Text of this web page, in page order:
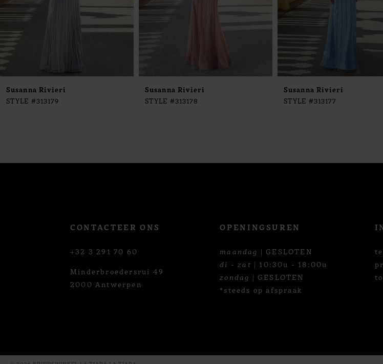
5
7
9
10
13
Susanna Rivieri
STYLE #313179
Susanna Rivieri
STYLE #313178
Susanna Rivieri
STYLE #313177
CONTACTEER ONS
+32 3 291 70 60
Minderbroedersrui 49
2000 Antwerpen
OPENINGSUREN
maandag | GESLOTEN
di - zat | 10:30u - 18:00u
zondag | GESLOTEN
*steeds op afspraak